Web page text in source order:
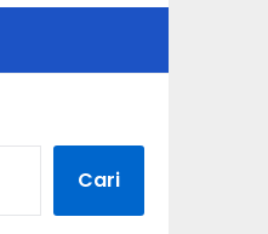
Cari